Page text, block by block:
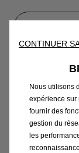
Trouvez
Notre large
permettant
véhicule
CONTINUER
Nous utilisons
expérience sur
fournir des
gestion du
les